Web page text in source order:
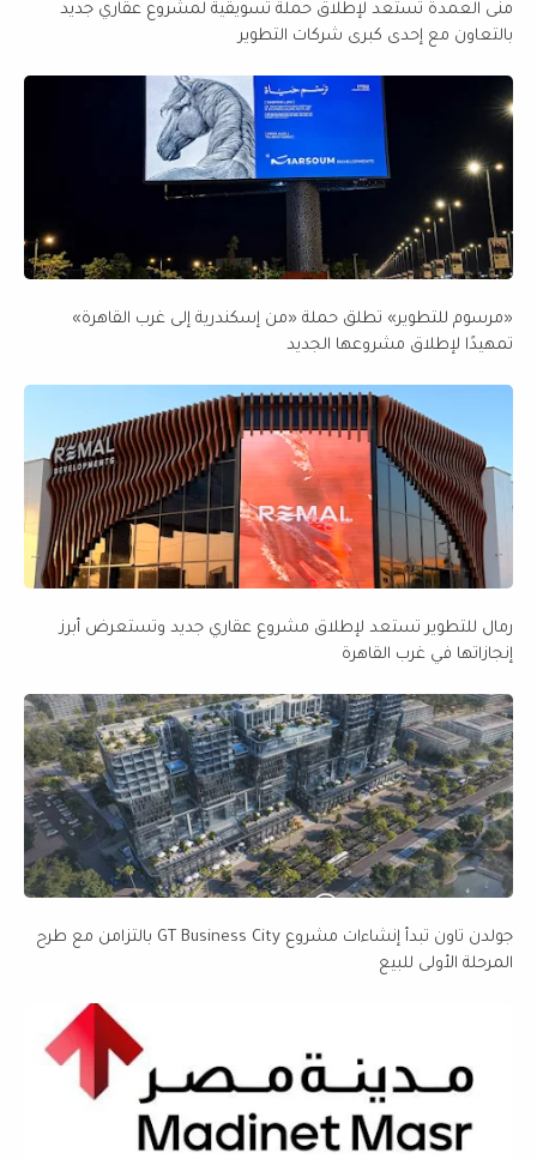
منى العمدة تستعد لإطلاق حملة تسويقية لمشروع عقاري جديد
بالتعاون مع إحدى كبرى شركات التطوير
«مرسوم للتطوير» تطلق حملة «من إسكندرية إلى غرب القاهرة»
تمهيدًا لإطلاق مشروعها الجديد
رمال للتطوير تستعد لإطلاق مشروع عقاري جديد وتستعرض أبرز
إنجازاتها في غرب القاهرة
جولدن تاون تبدأ إنشاءات مشروع GT Business City بالتزامن مع طرح
المرحلة الأولى للبيع